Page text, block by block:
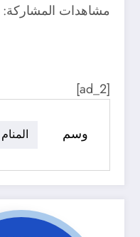
مشاهدات المشاركة:
[ad_2]
وسم المنام